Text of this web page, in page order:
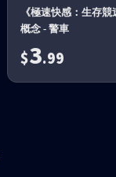
《極速快感：生存
概念 - 警車
$3.99